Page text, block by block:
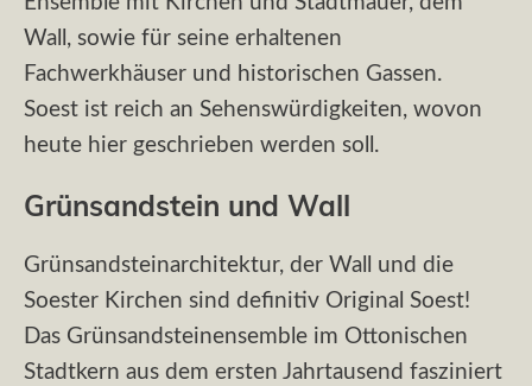
Wall, sowie für seine erhaltenen
Fachwerkhäuser und historischen Gassen.
Soest ist reich an Sehenswürdigkeiten, wovon
heute hier geschrieben werden soll.
Grünsandstein und Wall
Grünsandsteinarchitektur, der Wall und die
Soester Kirchen sind definitiv Original Soest!
Das Grünsandsteinensemble im Ottonischen
Stadtkern aus dem ersten Jahrtausend fasziniert